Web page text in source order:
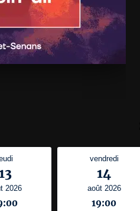
2026
vendredi
14
août 2026
19:00